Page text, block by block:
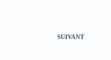
SUIVANT